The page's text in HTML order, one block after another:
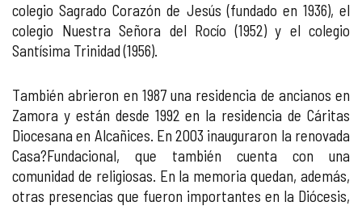
colegio Sagrado Corazón de Jesús (fundado en 1936), el
colegio Nuestra Señora del Rocío (1952) y el colegio
Santísima Trinidad (1956).
También abrieron en 1987 una residencia de ancianos en
Zamora y están desde 1992 en la residencia de Cáritas
Diocesana en Alcañices. En 2003 inauguraron la renovada
Casa?Fundacional, que también cuenta con una
comunidad de religiosas. En la memoria quedan, además,
otras presencias que fueron importantes en la Diócesis,